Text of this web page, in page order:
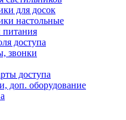
для досок
настольные
доступа
звонки
доступа
доп. оборудование